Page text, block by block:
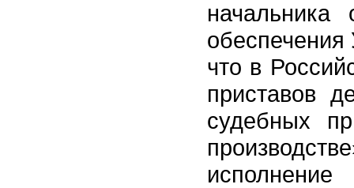
начальника
что в
приставов
судебных